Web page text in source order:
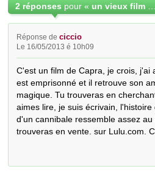
2 réponses pour «
Réponse deciccio
Le 16/05/2013 é 10h09
C'est un film de Capra, je crois, j'ai
est emprisonné et il retrouve son
magique. Tu trouveras en
aimes lire, je suis écrivain,
d'un cannibale ressemble assez
trouveras en vente. sur Lulu.com.